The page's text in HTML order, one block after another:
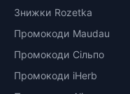
Знижки Rozetka
Промокоди Maudau
Промокоди Сільпо
Промокоди iHerb